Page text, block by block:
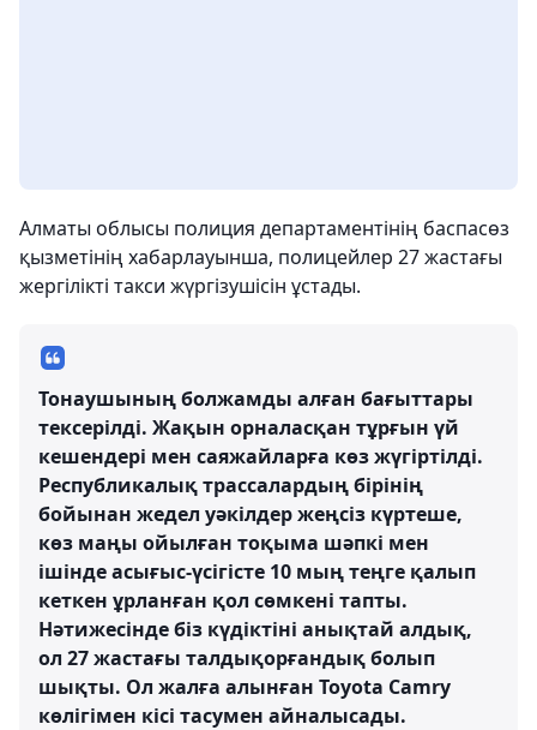
Алматы облысы полиция департаментінің баспасөз
қызметінің хабарлауынша, полицейлер 27 жастағы
жергілікті такси жүргізушісін ұстады.
Тонаушының болжамды алған бағыттары
тексерілді. Жақын орналасқан тұрғын үй
кешендері мен саяжайларға көз жүгіртілді.
Республикалық трассалардың бірінің
бойынан жедел уәкілдер жеңсіз күртеше,
көз маңы ойылған тоқыма шәпкі мен
ішінде асығыс-үсігісте 10 мың теңге қалып
кеткен ұрланған қол сөмкені тапты.
Нәтижесінде біз күдіктіні анықтай алдық,
ол 27 жастағы талдықорғандық болып
шықты. Ол жалға алынған Toyota Camry
көлігімен кісі тасумен айналысады.